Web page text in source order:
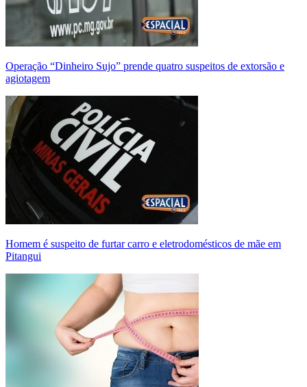
Operação “Dinheiro Sujo” prende quatro suspeitos de extorsão e
agiotagem
Homem é suspeito de furtar carro e eletrodomésticos de mãe em
Pitangui